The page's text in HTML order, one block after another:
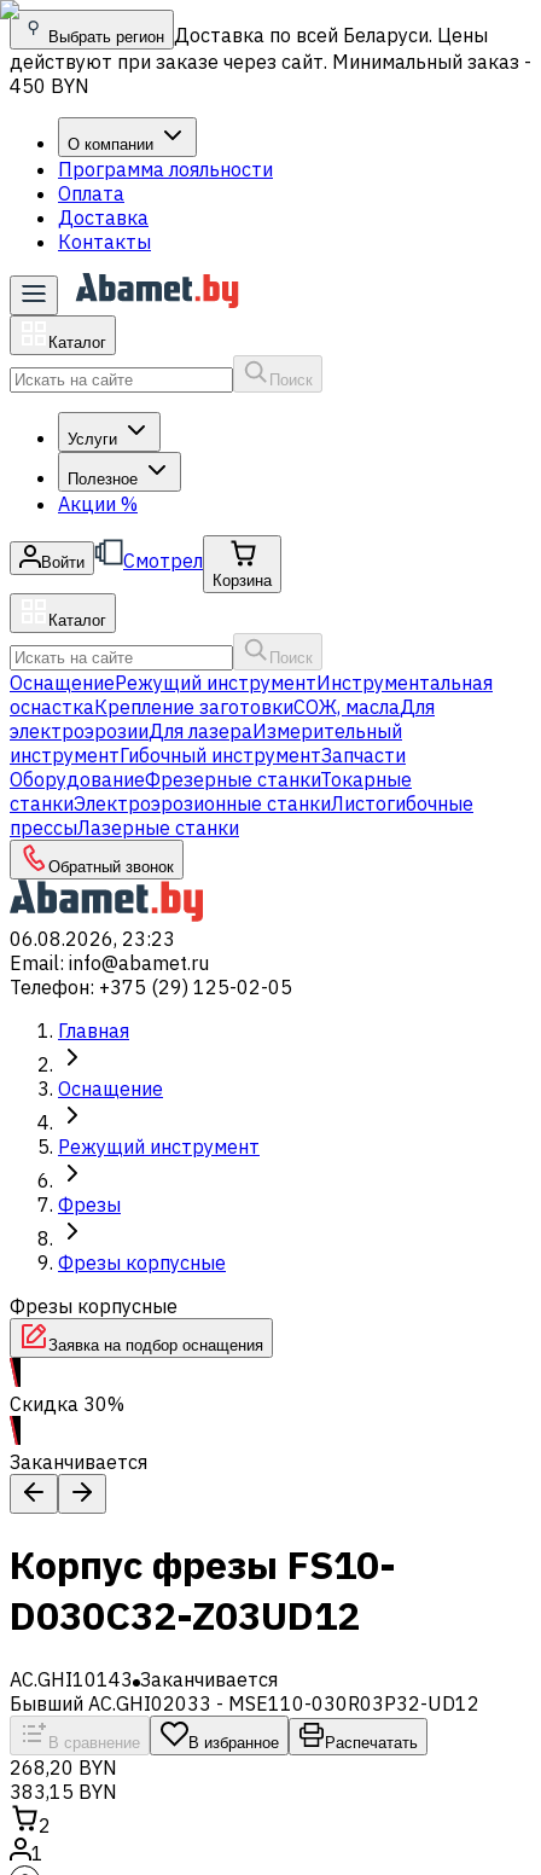
Выбрать регион Доставка по всей Беларуси. Цены
действуют при заказе через сайт. Минимальный заказ -
450 BYN
О компании
Программа лояльности
Оплата
Доставка
Контакты
Каталог
Поиск
Услуги
Полезное
Акции %
Войти Смотрел
Корзина
Каталог
Поиск
ОснащениеРежущий инструментИнструментальная
оснасткаКрепление заготовкиСОЖ, маслаДля
электроэрозииДля лазераИзмерительный
инструментГибочный инструментЗапчасти
ОборудованиеФрезерные станкиТокарные
станкиЭлектроэрозионные станкиЛистогибочные
прессыЛазерные станки
Обратный звонок
06.08.2026, 23:23
Email: info@abamet.ru
Телефон: +375 (29) 125-02-05
Главная
Оснащение
Режущий инструмент
Фрезы
Фрезы корпусные
Фрезы корпусные
Заявка на подбор оснащения
Скидка 30%
Заканчивается
Корпус фрезы FS10-
D030C32-Z03UD12
AC.GHI10143 Заканчивается
Бывший AC.GHI02033 - MSE110-030R03P32-UD12
В сравнение В избранное Распечатать
268,20 BYN
383,15 BYN
2
1